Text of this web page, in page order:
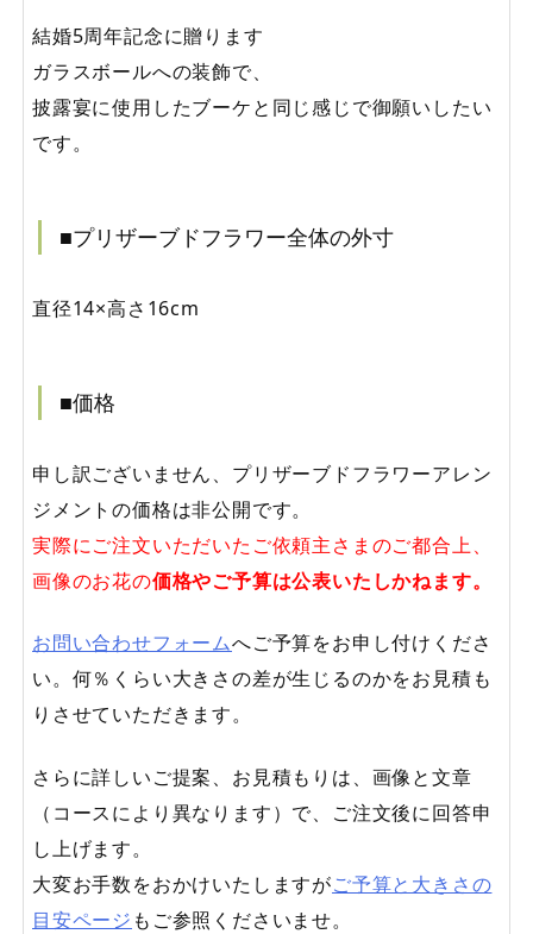
結婚5周年記念に贈ります
ガラスボールへの装飾で、
披露宴に使用したブーケと同じ感じで御願いしたい
です。
■プリザーブドフラワー全体の外寸
直径14×高さ16cm
■価格
申し訳ございません、プリザーブドフラワーアレン
ジメントの価格は非公開です。
実際にご注文いただいたご依頼主さまのご都合上、
画像のお花の価格やご予算は公表いたしかねます。
お問い合わせフォームへご予算をお申し付けくださ
い。何％くらい大きさの差が生じるのかをお見積も
りさせていただきます。
さらに詳しいご提案、お見積もりは、画像と文章
（コースにより異なります）で、ご注文後に回答申
し上げます。
大変お手数をおかけいたしますがご予算と大きさの
目安ページ もご参照くださいませ。